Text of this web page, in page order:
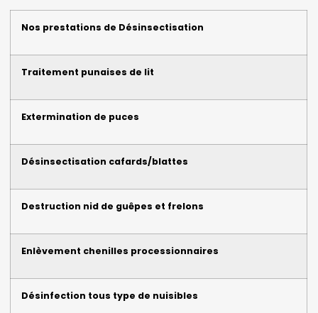
Nos prestations de Désinsectisation
Traitement punaises de lit
Extermination de puces
Désinsectisation cafards/blattes
Destruction nid de guêpes et frelons
Enlèvement chenilles processionnaires
Désinfection tous type de nuisibles